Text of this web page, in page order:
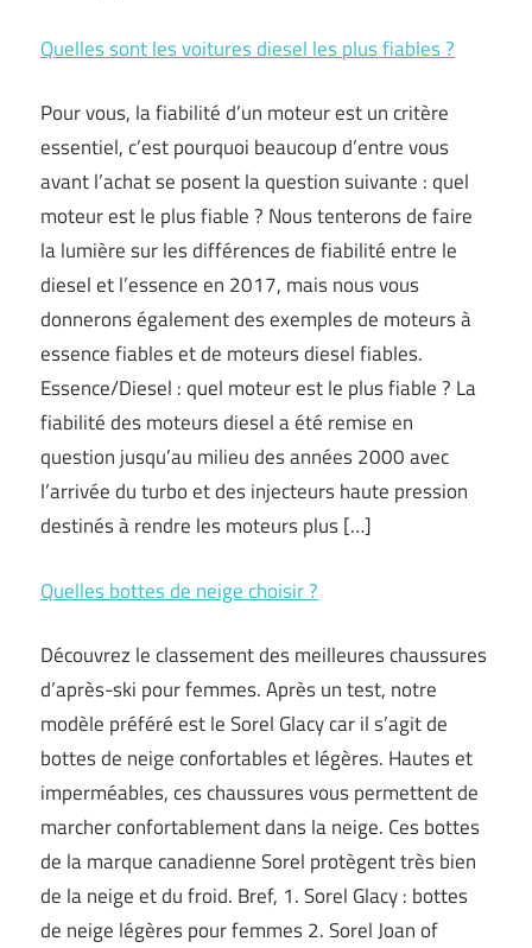
Quelles sont les voitures diesel les plus fiables ?
Pour vous, la fiabilité d’un moteur est un critère
essentiel, c’est pourquoi beaucoup d’entre vous
avant l’achat se posent la question suivante : quel
moteur est le plus fiable ? Nous tenterons de faire
la lumière sur les différences de fiabilité entre le
diesel et l’essence en 2017, mais nous vous
donnerons également des exemples de moteurs à
essence fiables et de moteurs diesel fiables.
Essence/Diesel : quel moteur est le plus fiable ? La
fiabilité des moteurs diesel a été remise en
question jusqu’au milieu des années 2000 avec
l’arrivée du turbo et des injecteurs haute pression
destinés à rendre les moteurs plus […]
Quelles bottes de neige choisir ?
Découvrez le classement des meilleures chaussures
d’après-ski pour femmes. Après un test, notre
modèle préféré est le Sorel Glacy car il s’agit de
bottes de neige confortables et légères. Hautes et
imperméables, ces chaussures vous permettent de
marcher confortablement dans la neige. Ces bottes
de la marque canadienne Sorel protègent très bien
de la neige et du froid. Bref, 1. Sorel Glacy : bottes
de neige légères pour femmes 2. Sorel Joan of